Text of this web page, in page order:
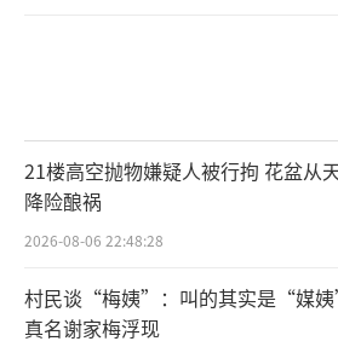
万亩。（责任编辑：zx0176）
21楼高空抛物嫌疑人被行拘 花盆从
降险酿祸
2026-08-06 22:48:28
村民谈“梅姨”：叫的其实是“媒姨
真名谢家梅浮现